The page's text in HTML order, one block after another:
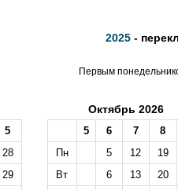
2025 -
Первым
5
28
29
Октябрь 2026
5 6 7
8
Пн
5 12
19
Вт
6 13
20